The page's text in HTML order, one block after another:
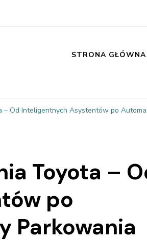
STRONA GŁÓWNA
– Od Inteligentnych Asystentów po
Toyota –
po
Parkowania